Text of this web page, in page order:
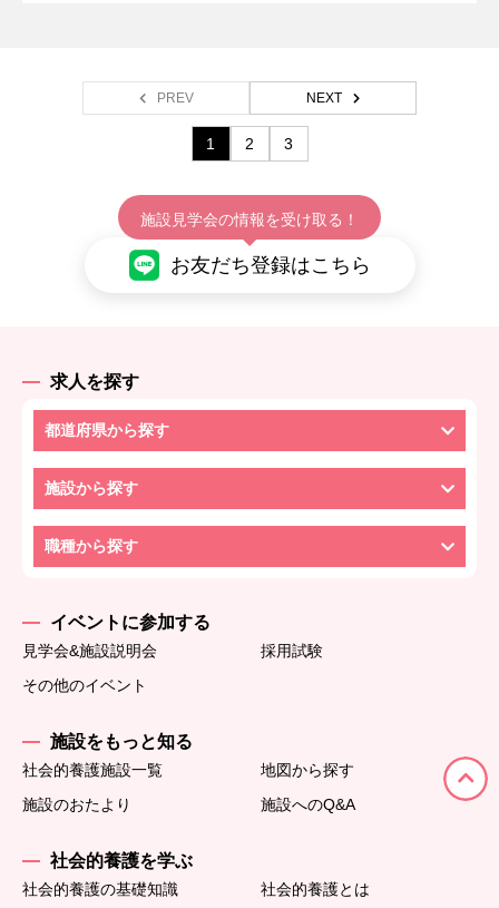
PREV NEXT
1 2 3
施設見学会の情報を受け取る！
お友だち登録はこちら
求人を探す
都道府県から探す
施設から探す
職種から探す
イベントに参加する
見学会&施設説明会
採用試験
その他のイベント
施設をもっと知る
社会的養護施設一覧
地図から探す
施設のおたより
施設へのQ&A
社会的養護を学ぶ
社会的養護の基礎知識
社会的養護とは